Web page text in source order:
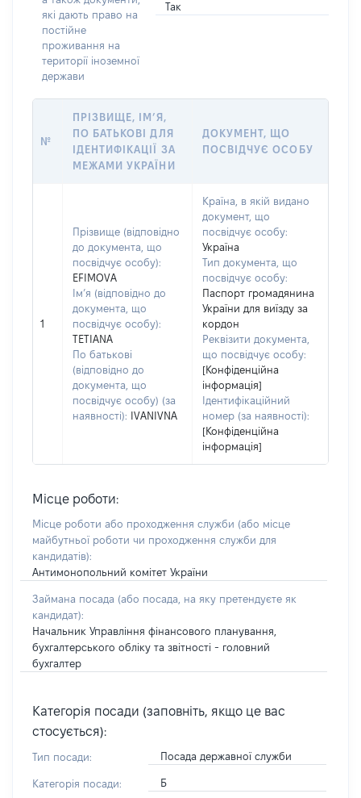
які дають право на
постійне
проживання на
території іноземної
держави
Так
№
ПРІЗВИЩЕ, ІМ’Я,
ПО БАТЬКОВІ ДЛЯ
ІДЕНТИФІКАЦІЇ ЗА
МЕЖАМИ УКРАЇНИ
ДОКУМЕНТ, ЩО
ПОСВІДЧУЄ ОСОБУ
1
Прізвище (відповідно
до документа, що
посвідчує особу):
EFIMOVA
Ім’я (відповідно до
документа, що
посвідчує особу):
TETIANA
По батькові
(відповідно до
документа, що
посвідчує особу) (за
наявності):
IVANIVNA
Країна, в якій видано
документ, що
посвідчує особу:
Україна
Тип документа, що
посвідчує особу:
Паспорт громадянина
України для виїзду за
кордон
Реквізити документа,
що посвідчує особу:
[Конфіденційна
інформація]
Ідентифікаційний
номер (за наявності):
[Конфіденційна
інформація]
Місце роботи:
Місце роботи або проходження служби (або місце
майбутньої роботи чи проходження служби для
кандидатів):
Антимонопольний комітет України
Займана посада (або посада, на яку претендуєте як
кандидат):
Начальник Управління фінансового планування,
бухгалтерського обліку та звітності - головний
бухгалтер
Категорія посади (заповніть, якщо це вас
стосується):
Тип посади: Посада державної служби
Категорія посади: Б